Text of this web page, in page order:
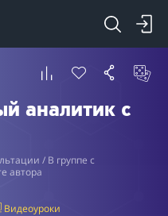
аналитик с
/ В группе с
автора
Видеоуроки